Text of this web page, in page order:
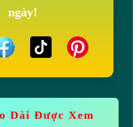
ngày!
Dài Được Xem